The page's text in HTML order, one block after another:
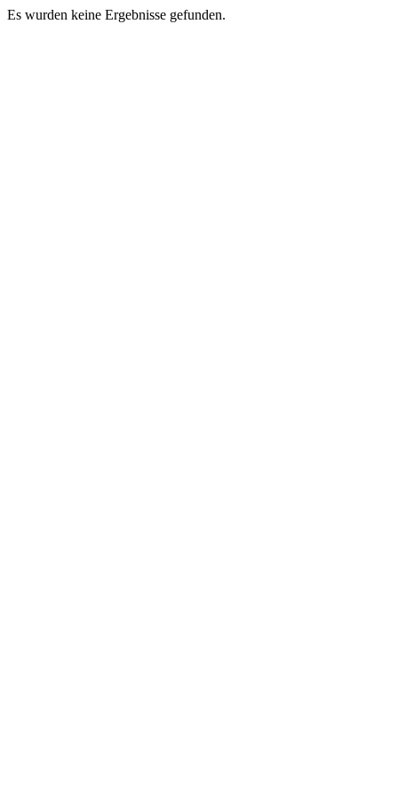
Es wurden keine Ergebnisse gefunden.